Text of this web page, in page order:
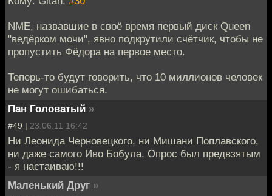
NME, назвавшие в своё время первый диск Queen
"ведёрком мочи", явно подкрутили счётчик, чтобы не
пропустить Фёдора на первое место.
Теперь-то будут говорить, что 10 миллионов человек
не могут ошибаться.
Пан Головатый »
#49 | 23.06.11 16:42
Ни Леонида Черновецкого, ни Мишани Поплавского,
ни даже самого Иво Бобула. Опрос был предвзятым
- я настаиваю!!!
Маленький Друг »